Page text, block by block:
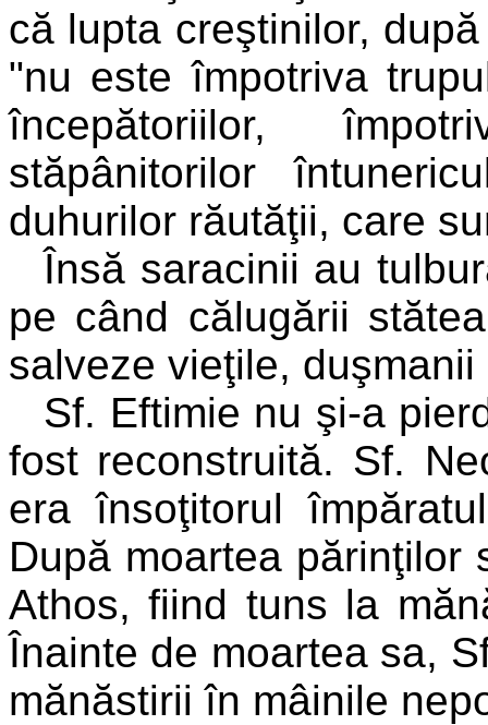
că lupta creştinilor,
"nu este împotriva
începătoriilor,
stăpânitorilor
duhurilor răutăţii, care
Însă saracinii au
pe când călugării
salveze vieţile,
Sf. Eftimie nu şi-a
fost reconstruită. Sf.
era însoţitorul
După moartea
Athos, fiind tuns la
Înainte de moartea sa,
mănăstirii în mâinile